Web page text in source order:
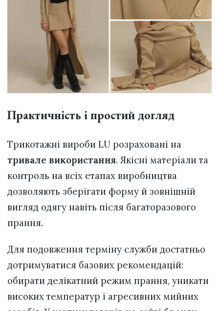
Практичність і простий догляд
Трикотажні вироби LU розраховані на
тривале використання. Якісні матеріали та
контроль на всіх етапах виробництва
дозволяють зберігати форму й зовнішній
вигляд одягу навіть після багаторазового
прання.
Для подовження терміну служби достатньо
дотримуватися базових рекомендацій:
обирати делікатний режим прання, уникати
високих температур і агресивних мийних